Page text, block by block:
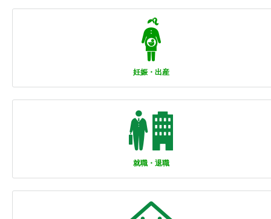
妊娠・出産
就職・退職